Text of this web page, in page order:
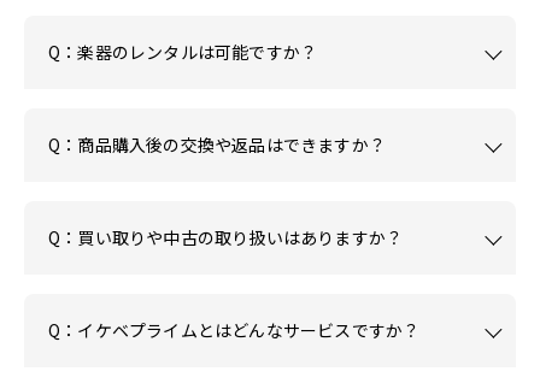
Q：楽器のレンタルは可能ですか？
Q：商品購入後の交換や返品はできますか？
Q：買い取りや中古の取り扱いはありますか？
Q：イケベプライムとはどんなサービスですか？